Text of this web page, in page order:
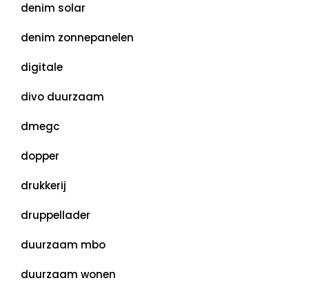
denim solar
denim zonnepanelen
digitale
divo duurzaam
dmegc
dopper
drukkerij
druppellader
duurzaam mbo
duurzaam wonen